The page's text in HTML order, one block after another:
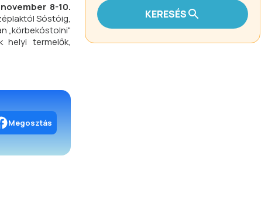
8-10.
Sóstóig,
„körbekóstolni"
helyi termelők,
Megosztás
KERESÉS